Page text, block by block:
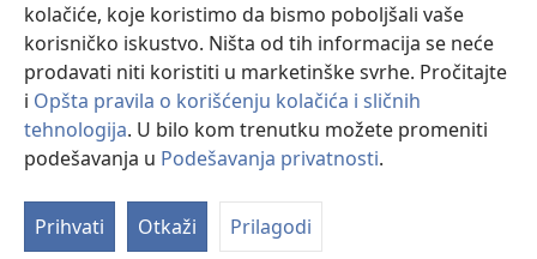
kolačiće, koje koristimo da bismo poboljšali vaše
korisničko iskustvo. Ništa od tih informacija se neće
prodavati niti koristiti u marketinške svrhe. Pročitajte
i Opšta pravila o korišćenju kolačića i sličnih
tehnologija. U bilo kom trenutku možete promeniti
podešavanja u Podešavanja privatnosti.
Prihvati Otkaži Prilagodi
Watchtower Library®
Copyright© 2026 Watch Tower Bible and Tract Society of Pennsylvania.
PRAVILA KORIŠĆENJA|PRIVATNOST| PODEŠAVANjE PRIVATNOSTI